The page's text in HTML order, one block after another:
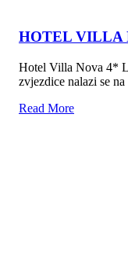
HOTEL VILLA
Hotel Villa Nova 4*
zvjezdice nalazi se
Read More